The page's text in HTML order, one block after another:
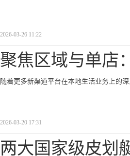
2026-03-26 11:22
聚焦区域与单店
随着更多新渠道平台在本地生活业务上的
2026-03-20 17:31
两大国家级皮划